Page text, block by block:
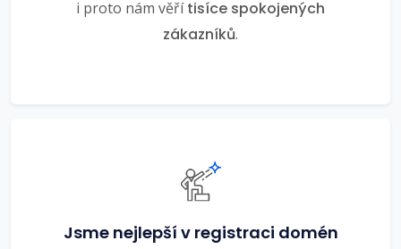
i proto nám věřítisíce spokojených
zákazníků.
Jsme nejlepší v registraci domén